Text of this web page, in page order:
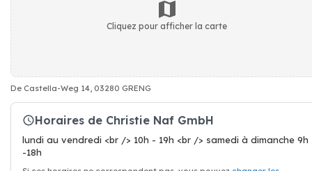
Cliquez pour afficher la carte
De Castella-Weg 14, 03280 GRENG
Horaires de Christie Naf GmbH
lundi au vendredi <br /> 10h - 19h <br /> samedi à dimanche 9h
-18h